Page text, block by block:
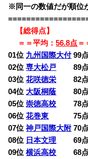
※同一の数値だが順位
【総得点】 【
＝＝平均：56.8点
01位 九州国際大付99
02位専大松戸 89点
03位花咲徳栄 82点
04位 大阪桐蔭 80点
05位崇徳高校 78点
06位花巻東 75点
07位神戸国際大附 70
08位 日本文理 69点
09位横浜高校 68点